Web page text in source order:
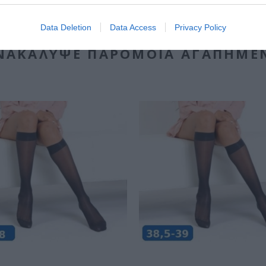
Data Deletion Data Access Privacy Policy
ΠΑΡΌΜΟΙΑ